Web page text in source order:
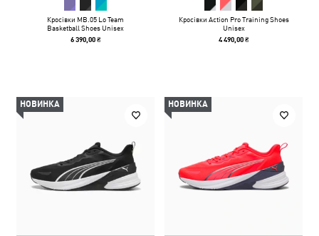
Кросівки MB.05 Lo Team
Basketball Shoes Unisex
6 390,00 ₴
Кросівки Action Pro Training Shoes
Unisex
4 490,00 ₴
НОВИНКА НОВИНКА